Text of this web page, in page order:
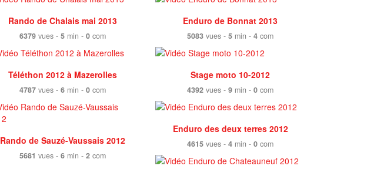
Rando de Chalais mai 2013
6379 vues - 5 min - 0 com
Enduro de Bonnat 2013
5083 vues - 5 min - 4 com
Téléthon 2012 à Mazerolles
4787 vues - 6 min - 0 com
Stage moto 10-2012
4392 vues - 9 min - 0 com
Rando de Sauzé-Vaussais 2012
5681 vues - 6 min - 2 com
Enduro des deux terres 2012
4615 vues - 4 min - 0 com